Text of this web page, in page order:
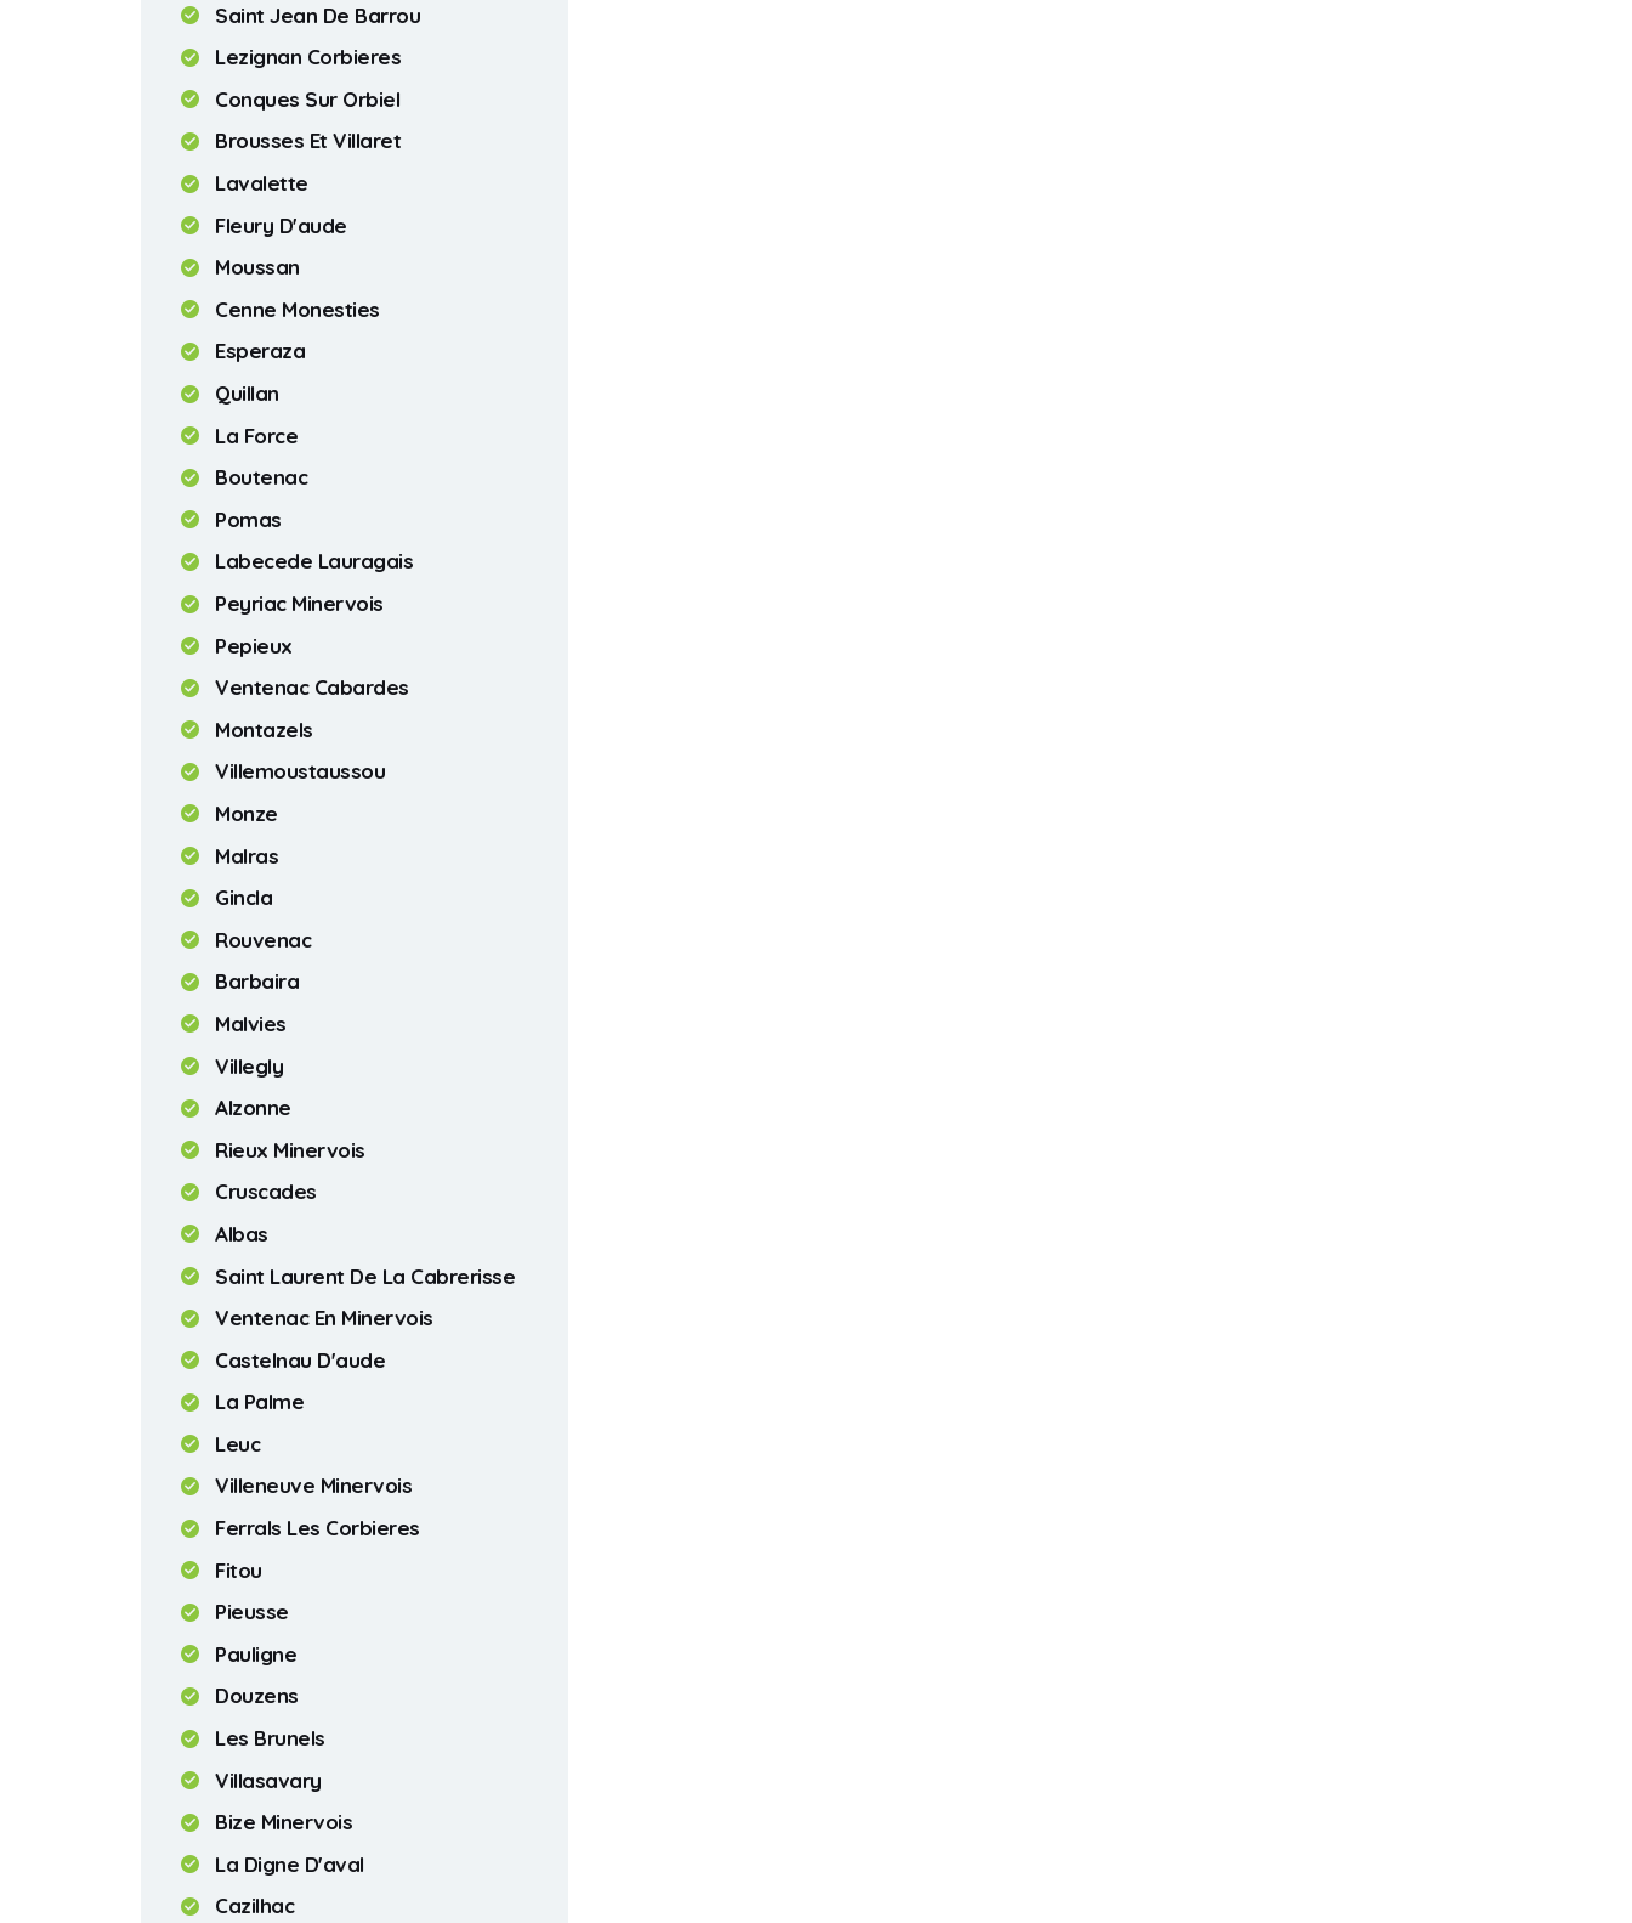
Saint Jean De Barrou
Lezignan Corbieres
Conques Sur Orbiel
Brousses Et Villaret
Lavalette
Fleury D'aude
Moussan
Cenne Monesties
Esperaza
Quillan
La Force
Boutenac
Pomas
Labecede Lauragais
Peyriac Minervois
Pepieux
Ventenac Cabardes
Montazels
Villemoustaussou
Monze
Malras
Gincla
Rouvenac
Barbaira
Malvies
Villegly
Alzonne
Rieux Minervois
Cruscades
Albas
Saint Laurent De La Cabrerisse
Ventenac En Minervois
Castelnau D'aude
La Palme
Leuc
Villeneuve Minervois
Ferrals Les Corbieres
Fitou
Pieusse
Pauligne
Douzens
Les Brunels
Villasavary
Bize Minervois
La Digne D'aval
Cazilhac